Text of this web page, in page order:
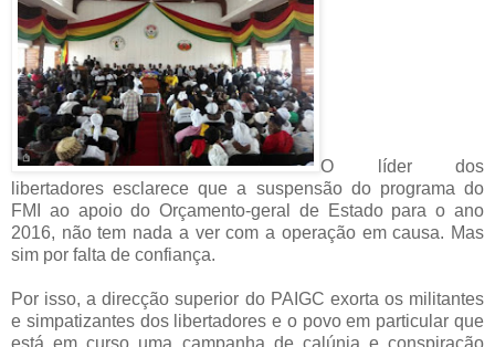
O líder dos
libertadores esclarece que a suspensão do programa do
FMI ao apoio do Orçamento-geral de Estado para o ano
2016, não tem nada a ver com a operação em causa. Mas
sim por falta de confiança.
Por isso, a direcção superior do PAIGC exorta os militantes
e simpatizantes dos libertadores e o povo em particular que
está em curso uma campanha de calúnia e conspiração